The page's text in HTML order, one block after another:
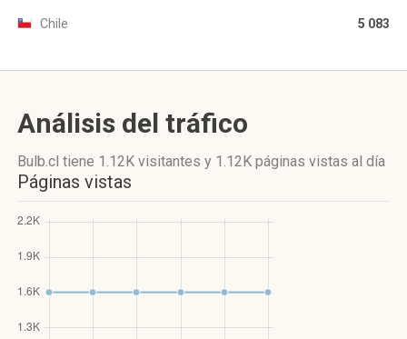
Chile 5 083
Análisis del tráfico
Bulb.cl tiene 1.12K visitantes y 1.12K páginas vistas al día
Páginas vistas